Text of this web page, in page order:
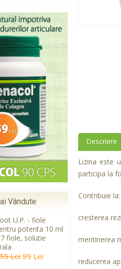
Vândute
U.P. - fiole
potenta 10 ml
fiole, solutie
Lei 99 Lei
Descriere
Lizina este
participa la
Contribuie la:
cresterea
mentinerea
reducerea